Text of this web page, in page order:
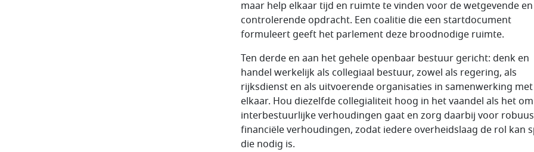
maar help elkaar tijd en ruimte te vinden voor de wetgevende en
controlerende opdracht. Een coalitie die een startdocument
formuleert geeft het parlement deze broodnodige ruimte.
Ten derde en aan het gehele openbaar bestuur gericht: denk en
handel werkelijk als collegiaal bestuur, zowel als regering, als
rijksdienst en als uitvoerende organisaties in samenwerking met
elkaar. Hou diezelfde collegialiteit hoog in het vaandel als het om
interbestuurlijke verhoudingen gaat en zorg daarbij voor
financiële verhoudingen, zodat iedere overheidslaag de rol kan
die nodig is.